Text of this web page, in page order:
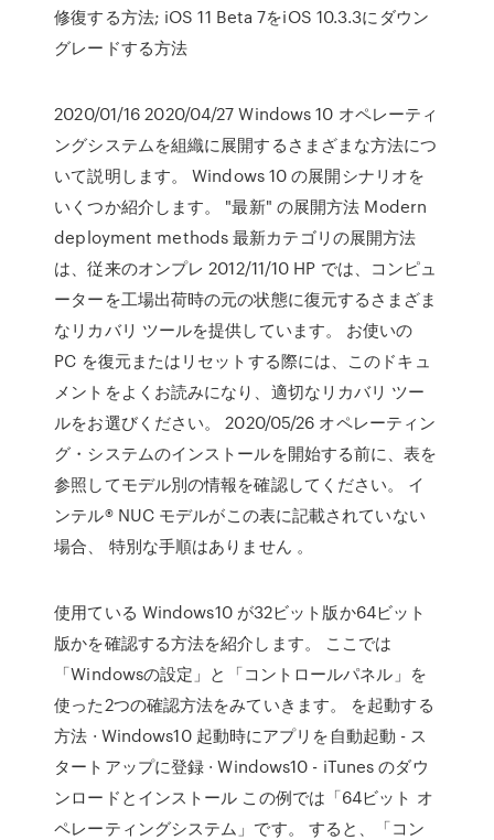
修復する方法; iOS 11 Beta 7をiOS 10.3.3にダウン
グレードする方法
2020/01/16 2020/04/27 Windows 10 オペレーティ
ングシステムを組織に展開するさまざまな方法につ
いて説明します。 Windows 10 の展開シナリオを
いくつか紹介します。 "最新" の展開方法 Modern
deployment methods 最新カテゴリの展開方法
は、従来のオンプレ 2012/11/10 HP では、コンピュ
ーターを工場出荷時の元の状態に復元するさまざま
なリカバリ ツールを提供しています。 お使いの
PC を復元またはリセットする際には、このドキュ
メントをよくお読みになり、適切なリカバリ ツー
ルをお選びください。 2020/05/26 オペレーティン
グ・システムのインストールを開始する前に、表を
参照してモデル別の情報を確認してください。 イ
ンテル® NUC モデルがこの表に記載されていない
場合、 特別な手順はありません 。
使用ている Windows10 が32ビット版か64ビット
版かを確認する方法を紹介します。 ここでは
「Windowsの設定」と「コントロールパネル」を
使った2つの確認方法をみていきます。 を起動する
方法 · Windows10 起動時にアプリを自動起動 - ス
タートアップに登録 · Windows10 - iTunes のダウ
ンロードとインストール この例では「64ビット オ
ペレーティングシステム」です。 すると、「コン